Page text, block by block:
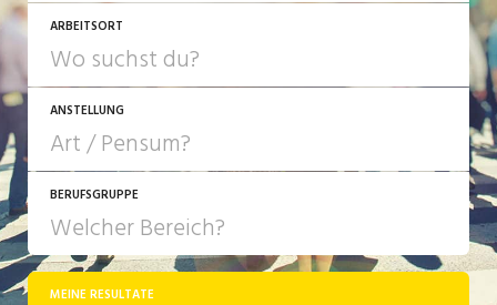
ARBEITSORT
ANSTELLUNG
JOB-TYP
Festanstellung
BERUFSGRUPPE
MEINE RESULTATE